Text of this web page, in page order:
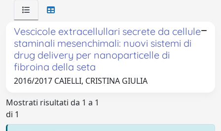
Vescicole extracellullari secrete da cellule
staminali mesenchimali: nuovi sistemi di
drug delivery per nanoparticelle di
fibroina della seta
2016/2017 CAIELLI, CRISTINA GIULIA
Mostrati risultati da 1 a 1
di 1